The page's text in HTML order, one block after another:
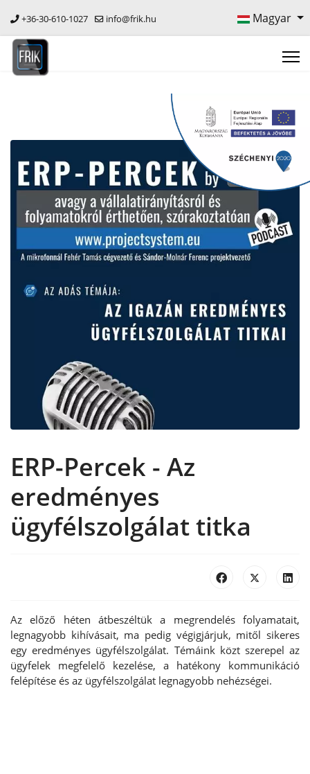
+36-30-610-1027 info@frik.hu Magyar
ERP-Percek - Az
eredményes
ügyfélszolgálat titka
Az előző héten átbeszéltük a megrendelés folyamatait,
legnagyobb kihívásait, ma pedig végigjárjuk, mitől sikeres
egy eredményes ügyfélszolgálat. Témáink közt szerepel az
ügyfelek megfelelő kezelése, a hatékony kommunikáció
felépítése és az ügyfélszolgálat legnagyobb nehézségei.